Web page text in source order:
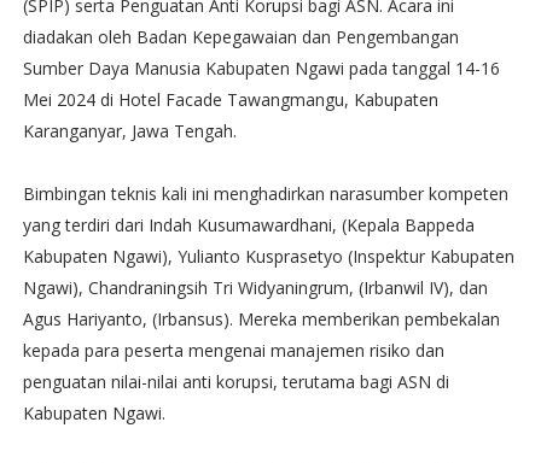
(SPIP) serta Penguatan Anti Korupsi bagi ASN. Acara ini
diadakan oleh Badan Kepegawaian dan Pengembangan
Sumber Daya Manusia Kabupaten Ngawi pada tanggal 14-16
Mei 2024 di Hotel Facade Tawangmangu, Kabupaten
Karanganyar, Jawa Tengah.
Bimbingan teknis kali ini menghadirkan narasumber kompeten
yang terdiri dari Indah Kusumawardhani, (Kepala Bappeda
Kabupaten Ngawi), Yulianto Kusprasetyo (Inspektur Kabupaten
Ngawi), Chandraningsih Tri Widyaningrum, (Irbanwil IV), dan
Agus Hariyanto, (Irbansus). Mereka memberikan pembekalan
kepada para peserta mengenai manajemen risiko dan
penguatan nilai-nilai anti korupsi, terutama bagi ASN di
Kabupaten Ngawi.